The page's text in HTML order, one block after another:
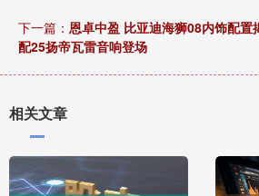
下一篇： 恩卓中盈 比亚迪海狮08内饰配置
配25扬帝瓦雷音响登场
相关文章